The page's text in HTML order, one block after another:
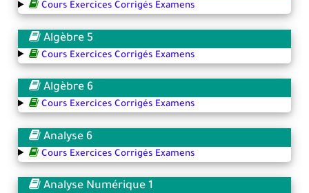
Cours Exercices Corrigés Examens
Algèbre 5
Cours Exercices Corrigés Examens
Algèbre 6
Cours Exercices Corrigés Examens
Analyse 6
Cours Exercices Corrigés Examens
Analyse Numérique 1